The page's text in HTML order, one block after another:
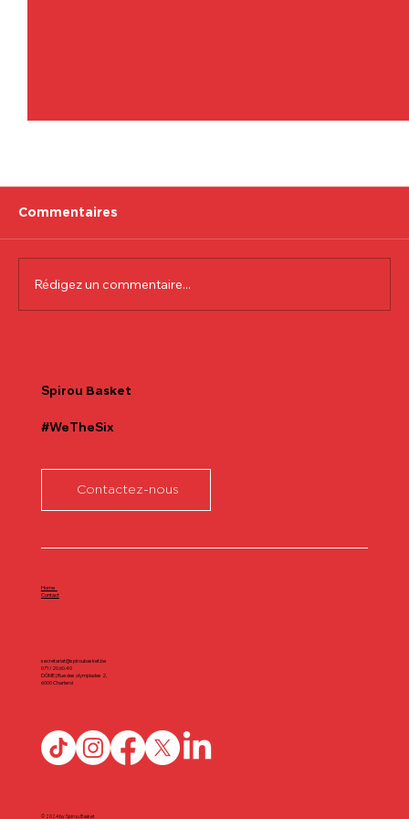
Commentaires
Rédigez un commentaire...
Spirou Basket
#WeTheSix
Contactez-nous
secretariat@spiroubasket.be
071/20.60.40
DÔME | Rue des olympiades 2,
6000 Charleroi
Home
Contact
© 2024 by Spirou Basket